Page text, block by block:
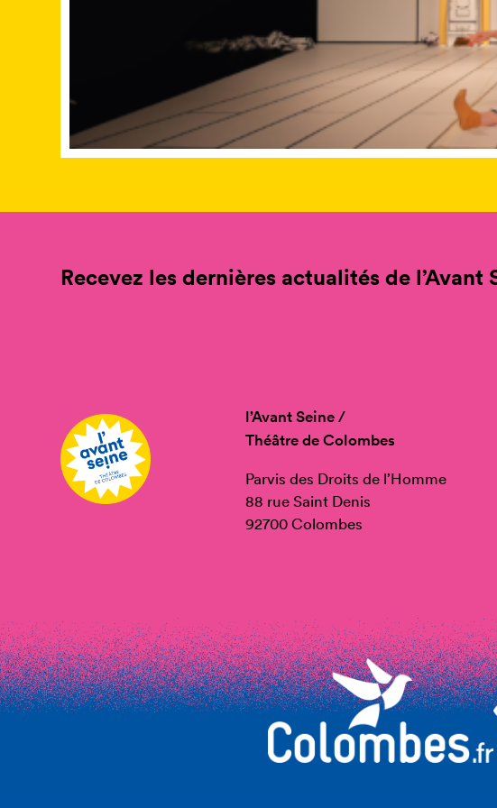
Recevez les dernières actualités de l’Avant
l’Avant Seine /
Théâtre de Colombes
Parvis des Droits de l’Homme
88 rue Saint Denis
92700 Colombes